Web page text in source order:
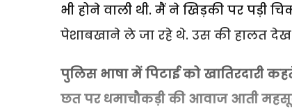
भी होने वाली थी. मैं ने खिड़की पर पड़ी
पेशाबखाने ले जा रहे थे. उस की हालत देख
पुलिस भाषा में पिटाई को खातिरदारी
छत पर धमाचौकड़ी की आवाज आती